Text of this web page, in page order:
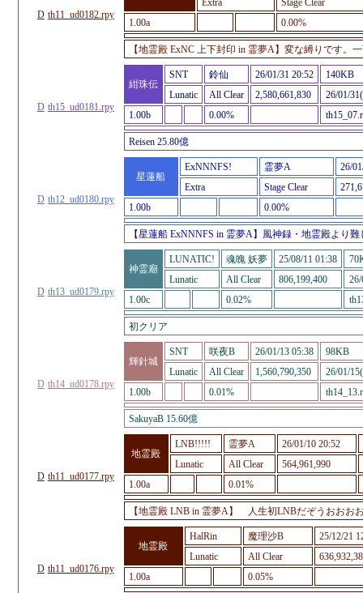
D th11_ud0182.rpy
Extra
Stage Clear
1.00a
0.00%
【地霊殿 ExNC 上下封印 in 霊夢A】変な縛りです
D th15_ud0181.rpy
紺珠伝
SNT 鈴仙 26/01/31 20:52
140KB
Lunatic
All Clear 2,580,661,830
26/01/
1.00b
0.00%
Reisen 25.80億
D th12_ud0180.rpy
星蓮船
ExNNNFS! 霊夢A
26/
Extra
Stage Clear
1.00b
0.00%
【星蓮船 ExNNNFS in 霊夢A】風神録・地霊殿よ
D th13_ud0179.rpy
神霊廟
LUNATIC! 魂魄 妖夢 25/08/11 01:38
Lunatic
All Clear 806,199,400
1.00c
0.02%
初クリア
D th14_ud0178.rpy
輝針城
SNT 咲夜B 26/01/13 05:38
98KB
Lunatic
All Clear 1,560,790,350
26/01/
1.00b
0.01%
SakuyaB 15.60億
D th11_ud0177.rpy
地霊殿
LNB!!!!! 霊夢A
26/01/10 20:52
Lunatic
All Clear
564,961,990
1.00a
0.01%
【地霊殿 LNB in 霊夢A】 人生初LNBだぞうおおお
D th11_ud0176.rpy
地霊殿
HalRin 魔理沙B
25/12/21
Lunatic
All Clear
1.00a
0.05%